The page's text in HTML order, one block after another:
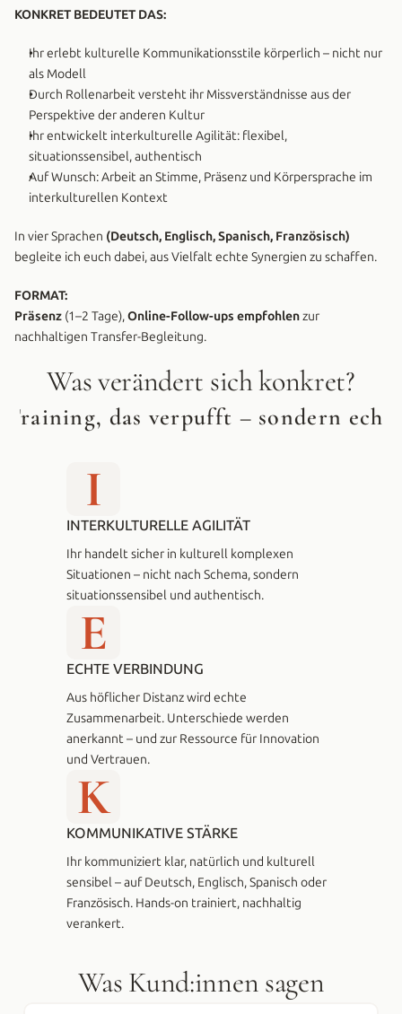
KONKRET BEDEUTET DAS:
Ihr erlebt kulturelle Kommunikationsstile körperlich – nicht nur
als Modell
Durch Rollenarbeit versteht ihr Missverständnisse aus der
Perspektive der anderen Kultur
Ihr entwickelt interkulturelle Agilität: flexibel,
situationssensibel, authentisch
Auf Wunsch: Arbeit an Stimme, Präsenz und Körpersprache im
interkulturellen Kontext
In vier Sprachen (Deutsch, Englisch, Spanisch, Französisch)
begleite ich euch dabei, aus Vielfalt echte Synergien zu schaffen.
FORMAT:
Präsenz (1–2 Tage), Online-Follow-ups empfohlen zur
nachhaltigen Transfer-Begleitung.
Was verändert sich konkret?
das verpufft – sondern
I
INTERKULTURELLE AGILITÄT
Ihr handelt sicher in kulturell komplexen
Situationen – nicht nach Schema, sondern
situationssensibel und authentisch.
E
ECHTE VERBINDUNG
Aus höflicher Distanz wird echte
Zusammenarbeit. Unterschiede werden
anerkannt – und zur Ressource für Innovation
und Vertrauen.
K
KOMMUNIKATIVE STÄRKE
Ihr kommuniziert klar, natürlich und kulturell
sensibel – auf Deutsch, Englisch, Spanisch oder
Französisch. Hands-on trainiert, nachhaltig
verankert.
Was Kund:innen sagen